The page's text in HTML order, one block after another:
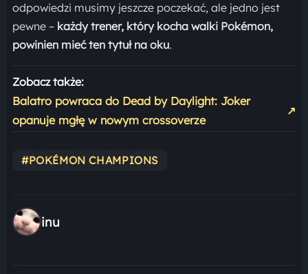
odpowiedzi musimy jeszcze poczekać, ale jedno jest
pewne – każdy trener, który kocha walki Pokémon,
powinien mieć ten tytuł na oku.
Zobacz także:
Balatro powraca do Dead by Daylight: Joker
opanuje mgłę w nowym crossoverze
↗
#POKÉMON CHAMPIONS
inu